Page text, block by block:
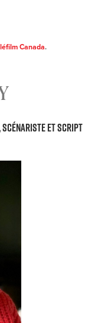
Canada.
scénariste et script